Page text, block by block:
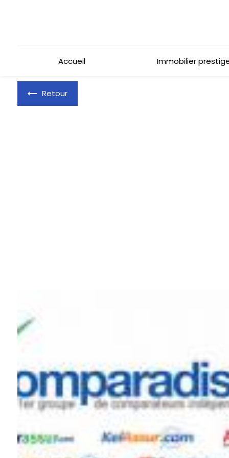
Accueil Immobilier
Retour